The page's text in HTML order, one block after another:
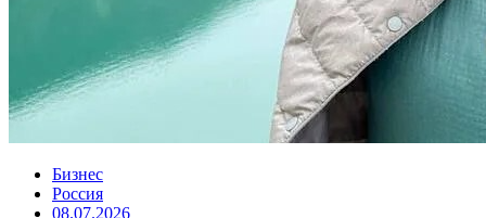
Бизнес
Россия
08.07.2026